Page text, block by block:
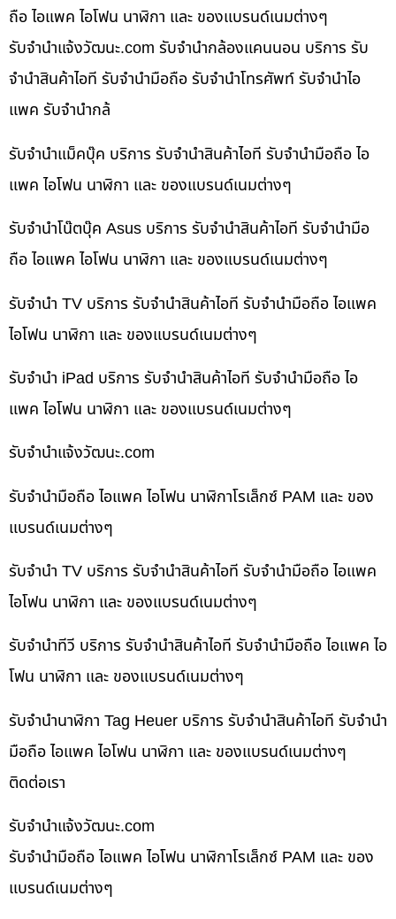
ถือ ไอแพค ไอโฟน นาฬิกา และ ของแบรนด์เนมต่างๆ
รับจํานําแจ้งวัฒนะ.com รับจำนำกล้องแคนนอน บริการ รับ
จำนำสินค้าไอที รับจำนำมือถือ รับจำนำโทรศัพท์ รับจำนำไอ
แพค รับจำนำกล้
รับจำนำแม็คบุ๊ค บริการ รับจำนำสินค้าไอที รับจำนำมือถือ ไอ
แพค ไอโฟน นาฬิกา และ ของแบรนด์เนมต่างๆ
รับจำนำโน๊ตบุ๊ค Asus บริการ รับจำนำสินค้าไอที รับจำนำมือ
ถือ ไอแพค ไอโฟน นาฬิกา และ ของแบรนด์เนมต่างๆ
รับจำนำ TV บริการ รับจำนำสินค้าไอที รับจำนำมือถือ ไอแพค
ไอโฟน นาฬิกา และ ของแบรนด์เนมต่างๆ
รับจำนำ iPad บริการ รับจำนำสินค้าไอที รับจำนำมือถือ ไอ
แพค ไอโฟน นาฬิกา และ ของแบรนด์เนมต่างๆ
รับจํานําแจ้งวัฒนะ.com
รับจำนำมือถือ ไอแพค ไอโฟน นาฬิกาโรเล็กซ์ PAM และ ของ
แบรนด์เนมต่างๆ
รับจำนำ TV บริการ รับจำนำสินค้าไอที รับจำนำมือถือ ไอแพค
ไอโฟน นาฬิกา และ ของแบรนด์เนมต่างๆ
รับจำนำทีวี บริการ รับจำนำสินค้าไอที รับจำนำมือถือ ไอแพค ไอ
โฟน นาฬิกา และ ของแบรนด์เนมต่างๆ
รับจำนำนาฬิกา Tag Heuer บริการ รับจำนำสินค้าไอที รับจำนำ
มือถือ ไอแพค ไอโฟน นาฬิกา และ ของแบรนด์เนมต่างๆ
ติดต่อเรา
รับจํานําแจ้งวัฒนะ.com
รับจำนำมือถือ ไอแพค ไอโฟน นาฬิกาโรเล็กซ์ PAM และ ของ
แบรนด์เนมต่างๆ